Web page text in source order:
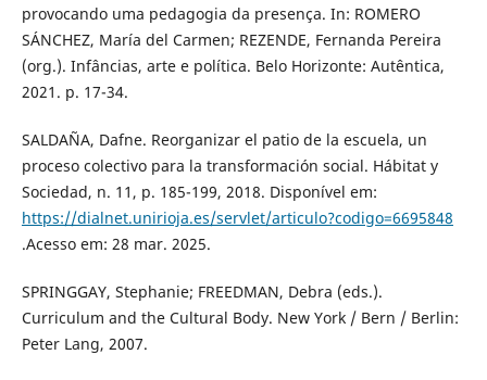
provocando uma pedagogia da presença. In: ROMERO
SÁNCHEZ, María del Carmen; REZENDE, Fernanda Pereira
(org.). Infâncias, arte e política. Belo Horizonte: Autêntica,
2021. p. 17-34.
SALDAÑA, Dafne. Reorganizar el patio de la escuela, un
proceso colectivo para la transformación social. Hábitat y
Sociedad, n. 11, p. 185-199, 2018. Disponível em:
https://dialnet.unirioja.es/servlet/articulo?codigo=6695848
.Acesso em: 28 mar. 2025.
SPRINGGAY, Stephanie; FREEDMAN, Debra (eds.).
Curriculum and the Cultural Body. New York / Bern / Berlin:
Peter Lang, 2007.